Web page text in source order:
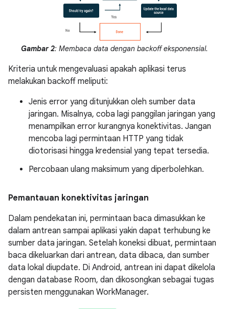
Gambar 2: Membaca data dengan backoff eksponensial.
Kriteria untuk mengevaluasi apakah aplikasi terus
melakukan backoff meliputi:
Jenis error yang ditunjukkan oleh sumber data
jaringan. Misalnya, coba lagi panggilan jaringan yang
menampilkan error kurangnya konektivitas. Jangan
mencoba lagi permintaan HTTP yang tidak
diotorisasi hingga kredensial yang tepat tersedia.
Percobaan ulang maksimum yang diperbolehkan.
Pemantauan konektivitas jaringan
Dalam pendekatan ini, permintaan baca dimasukkan ke
dalam antrean sampai aplikasi yakin dapat terhubung ke
sumber data jaringan. Setelah koneksi dibuat, permintaan
baca dikeluarkan dari antrean, data dibaca, dan sumber
data lokal diupdate. Di Android, antrean ini dapat dikelola
dengan database Room, dan dikosongkan sebagai tugas
persisten menggunakan WorkManager.